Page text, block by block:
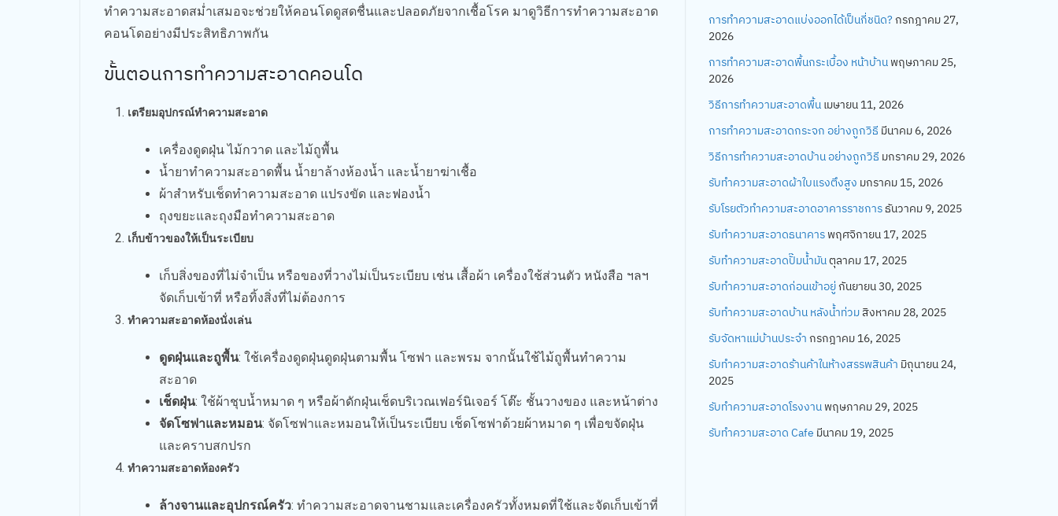
ทำความสะอาดสม่ำเสมอจะช่วยให้คอนโดดูสดชื่นและปลอดภัยจากเชื้อโรค มาดูวิธีการทำความสะอาด
คอนโดอย่างมีประสิทธิภาพกัน
ขั้นตอนการทำความสะอาดคอนโด
เตรียมอุปกรณ์ทำความสะอาด
เครื่องดูดฝุ่น ไม้กวาด และไม้ถูพื้น
น้ำยาทำความสะอาดพื้น น้ำยาล้างห้องน้ำ และน้ำยาฆ่าเชื้อ
ผ้าสำหรับเช็ดทำความสะอาด แปรงขัด และฟองน้ำ
ถุงขยะและถุงมือทำความสะอาด
เก็บข้าวของให้เป็นระเบียบ
เก็บสิ่งของที่ไม่จำเป็น หรือของที่วางไม่เป็นระเบียบ เช่น เสื้อผ้า เครื่องใช้ส่วนตัว หนังสือ ฯลฯ
จัดเก็บเข้าที่ หรือทิ้งสิ่งที่ไม่ต้องการ
ทำความสะอาดห้องนั่งเล่น
ดูดฝุ่นและถูพื้น: ใช้เครื่องดูดฝุ่นดูดฝุ่นตามพื้น โซฟา และพรม จากนั้นใช้ไม้ถูพื้นทำความ
สะอาด
เช็ดฝุ่น: ใช้ผ้าชุบน้ำหมาด ๆ หรือผ้าดักฝุ่นเช็ดบริเวณเฟอร์นิเจอร์ โต๊ะ ชั้นวางของ และหน้าต่าง
จัดโซฟาและหมอน: จัดโซฟาและหมอนให้เป็นระเบียบ เช็ดโซฟาด้วยผ้าหมาด ๆ เพื่อขจัดฝุ่น
และคราบสกปรก
ทำความสะอาดห้องครัว
ล้างจานและอุปกรณ์ครัว: ทำความสะอาดจานชามและเครื่องครัวทั้งหมดที่ใช้และจัดเก็บเข้าที่
การทำความสะอาดแบ่งออกได้เป็นกี่ชนิด? กรกฎาคม 27,
2026
การทำความสะอาดพื้นกระเบื้อง หน้าบ้าน พฤษภาคม 25,
2026
วิธีการทำความสะอาดพื้น เมษายน 11, 2026
การทำความสะอาดกระจก อย่างถูกวิธี มีนาคม 6, 2026
วิธีการทำความสะอาดบ้าน อย่างถูกวิธี มกราคม 29, 2026
รับทำความสะอาดผ้าใบแรงตึงสูง มกราคม 15, 2026
รับโรยตัวทำความสะอาดอาคารราชการ ธันวาคม 9, 2025
รับทำความสะอาดธนาคาร พฤศจิกายน 17, 2025
รับทำความสะอาดปั๊มน้ำมันตุลาคม 17, 2025
รับทำความสะอาดก่อนเข้าอยู่กันยายน 30, 2025
รับทำความสะอาดบ้าน หลังน้ำท่วม สิงหาคม 28, 2025
รับจัดหาแม่บ้านประจำ กรกฎาคม 16, 2025
รับทำความสะอาดร้านค้าในห้างสรรพสินค้า มิถุนายน 24,
2025
รับทำความสะอาดโรงงาน พฤษภาคม 29, 2025
รับทำความสะอาด Cafe มีนาคม 19, 2025